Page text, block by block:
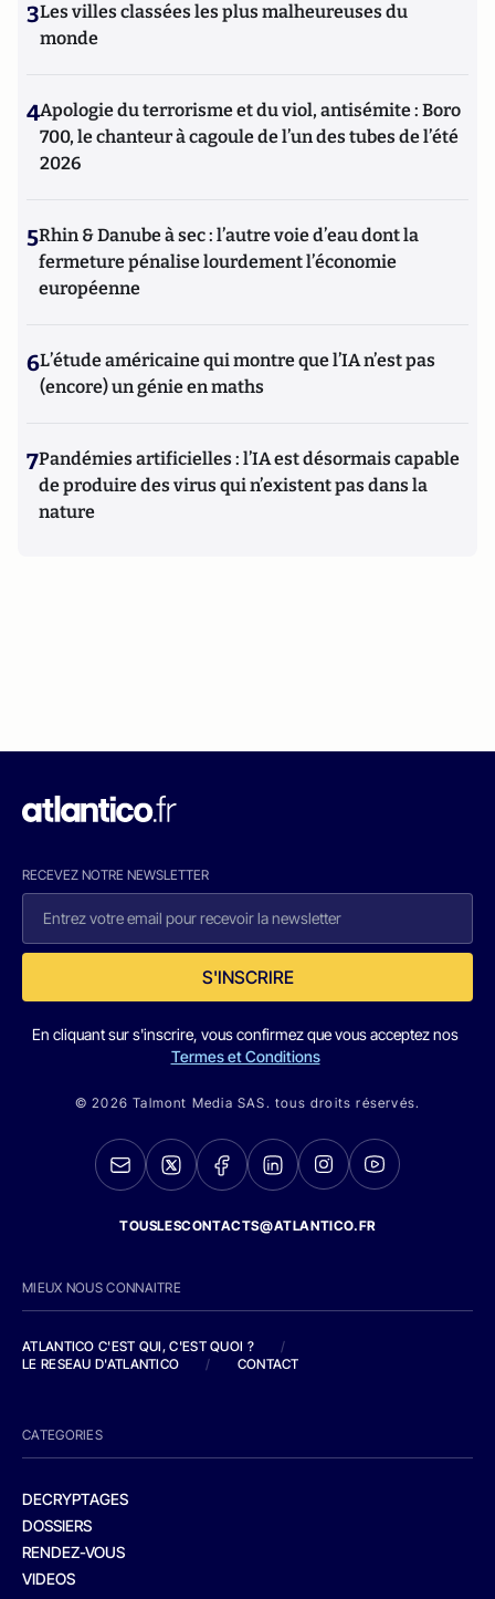
3Les villes classées les plus malheureuses du
monde
4Apologie du terrorisme et du viol, antisémite : Boro
700, le chanteur à cagoule de l’un des tubes de l’été
2026
5Rhin & Danube à sec : l’autre voie d’eau dont la
fermeture pénalise lourdement l’économie
européenne
6L’étude américaine qui montre que l’IA n’est pas
(encore) un génie en maths
7Pandémies artificielles : l’IA est désormais capable
de produire des virus qui n’existent pas dans la
nature
RECEVEZ NOTRE NEWSLETTER
S'INSCRIRE
En cliquant sur s'inscrire, vous confirmez que vous acceptez nos
Termes et Conditions
© 2026 Talmont Media SAS. tous droits réservés.
TOUSLESCONTACTS@ATLANTICO.FR
MIEUX NOUS CONNAITRE
ATLANTICO C'EST QUI, C'EST QUOI ?
/
LE RESEAU D'ATLANTICO
/ CONTACT
CATEGORIES
DECRYPTAGES
DOSSIERS
RENDEZ-VOUS
VIDEOS